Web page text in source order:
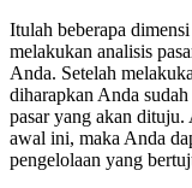
Itulah beberapa
melakukan analisis
Anda. Setelah
diharapkan Anda
pasar yang akan dituju.
awal ini, maka Anda
pengelolaan yang